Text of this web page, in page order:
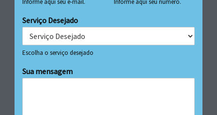
Informe aqui seu e-mail. Informe aqui seu número.
Serviço Desejado
Escolha o serviço desejado
Sua mensagem